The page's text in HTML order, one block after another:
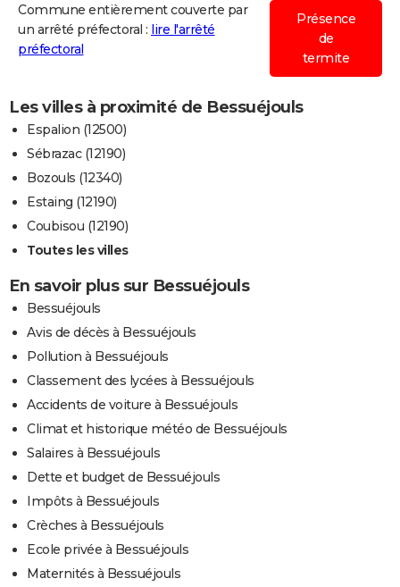
Commune entièrement couverte par
un arrêté préfectoral : lire l'arrêté
préfectoral
Présence
de
termite
Les villes à proximité de Bessuéjouls
Espalion (12500)
Sébrazac (12190)
Bozouls (12340)
Estaing (12190)
Coubisou (12190)
Toutes les villes
En savoir plus sur Bessuéjouls
Bessuéjouls
Avis de décès à Bessuéjouls
Pollution à Bessuéjouls
Classement des lycées à Bessuéjouls
Accidents de voiture à Bessuéjouls
Climat et historique météo de Bessuéjouls
Salaires à Bessuéjouls
Dette et budget de Bessuéjouls
Impôts à Bessuéjouls
Crèches à Bessuéjouls
Ecole privée à Bessuéjouls
Maternités à Bessuéjouls